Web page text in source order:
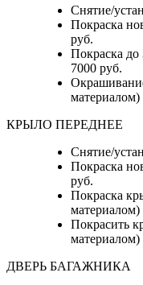
Снятие/
Покраска
руб.
Покраска до
7000 руб.
материалом)
КРЫЛО ПЕРЕДНЕЕ
Снятие/
Покраска
руб.
Покраска
материалом)
Покрасить
материалом)
ДВЕРЬ БАГАЖНИКА